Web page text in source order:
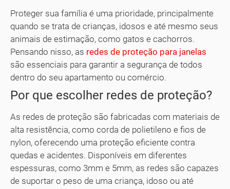
Proteger sua família é uma prioridade, principalmente
quando se trata de crianças, idosos e até mesmo seus
animais de estimação, como gatos e cachorros.
Pensando nisso, as redes de proteção para janelas
são essenciais para garantir a segurança de todos
dentro do seu apartamento ou comércio.
Por que escolher redes de proteção?
As redes de proteção são fabricadas com materiais de
alta resistência, como corda de polietileno e fios de
nylon, oferecendo uma proteção eficiente contra
quedas e acidentes. Disponíveis em diferentes
espessuras, como 3mm e 5mm, as redes são capazes
de suportar o peso de uma criança, idoso ou até